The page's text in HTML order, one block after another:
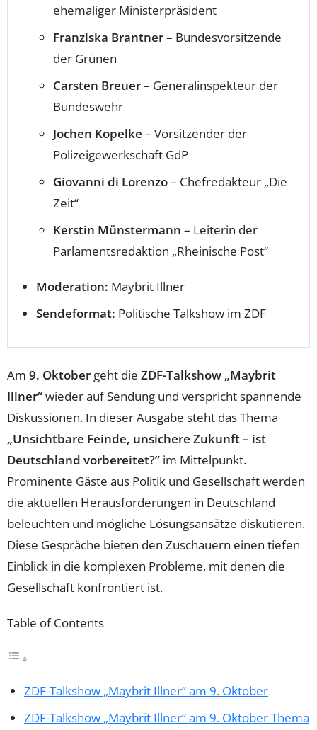
ehemaliger Ministerpräsident
Franziska Brantner– Bundesvorsitzende
der Grünen
Carsten Breuer– Generalinspekteur der
Bundeswehr
Jochen Kopelke – Vorsitzender der
Polizeigewerkschaft GdP
Giovanni di Lorenzo– Chefredakteur „Die
Zeit“
Kerstin Münstermann – Leiterin der
Parlamentsredaktion „Rheinische Post“
Moderation: Maybrit Illner
Sendeformat: Politische Talkshow im ZDF
Am 9. Oktober geht die ZDF-Talkshow „Maybrit
Illner“wieder auf Sendung und verspricht spannende
Diskussionen. In dieser Ausgabe steht das Thema
„Unsichtbare Feinde, unsichere Zukunft – ist
Deutschland vorbereitet?” im Mittelpunkt.
Prominente Gäste aus Politik und Gesellschaft werden
die aktuellen Herausforderungen in Deutschland
beleuchten und mögliche Lösungsansätze diskutieren.
Diese Gespräche bieten den Zuschauern einen tiefen
Einblick in die komplexen Probleme, mit denen die
Gesellschaft konfrontiert ist.
Table of Contents
ZDF-Talkshow „Maybrit Illner“ am 9. Oktober
ZDF-Talkshow „Maybrit Illner“ am 9. Oktober Thema